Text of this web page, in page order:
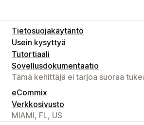
Tietosuojakäytäntö
Usein kysyttyä
Tutortiaali
Sovellusdokumentaatio
Tämä kehittäjä ei tarjoa suoraa
eCommix
Verkkosivusto
MIAMI, FL, US